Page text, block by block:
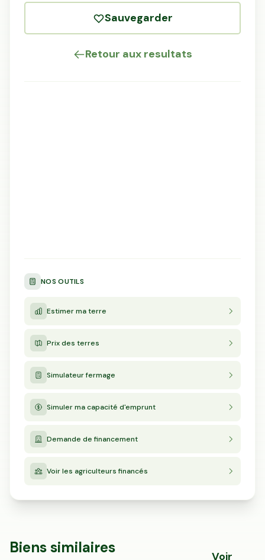
Sauvegarder
Retour aux resultats
NOS OUTILS
Estimer ma terre
Prix des terres
Simulateur fermage
Simuler ma capacité d'emprunt
Demande de financement
Voir les agriculteurs financés
Biens similaires Voir